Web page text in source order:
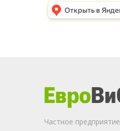
Частное